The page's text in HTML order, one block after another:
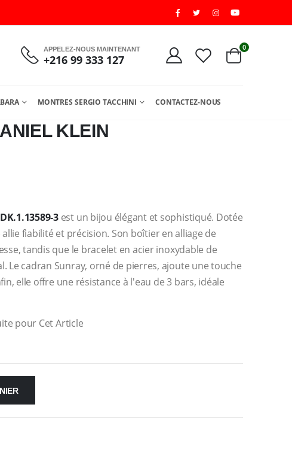
APPELEZ-NOUS MAINTENANT
+216 99 333 127
0
MONTRES SERGIO TACCHINI CONTACTEZ-NOUS
KLEIN
3est un bijou élégant et sophistiqué. Dotée
fiabilité et précision. Son boîtier en alliage de
tandis que le bracelet en acier inoxydable de
Le cadran Sunray, orné de pierres, ajoute une touche
elle offre une résistance à l'eau de 3 bars, idéale
pour Cet Article